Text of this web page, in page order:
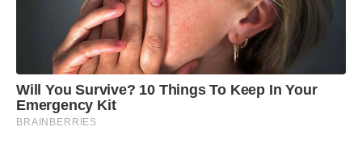
Will You Survive? 10 Things To Keep In Your
Emergency Kit
BRAINBERRIES